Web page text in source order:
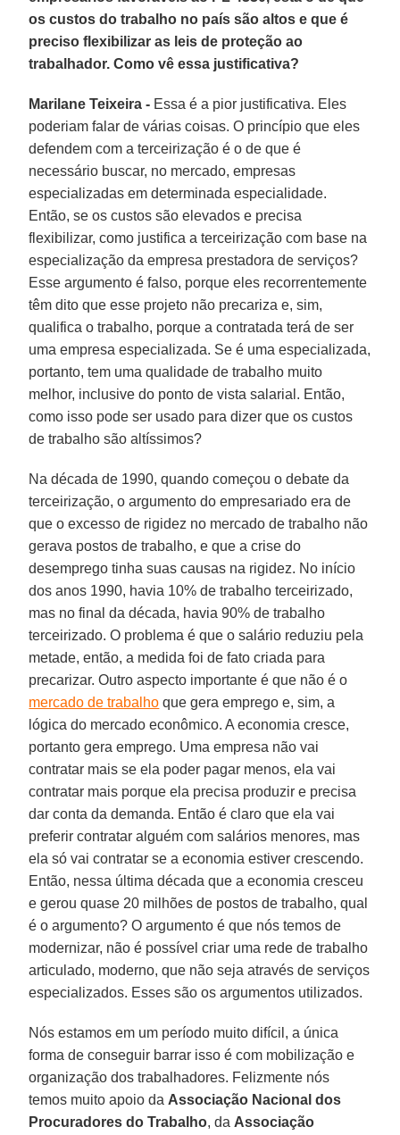
os custos do trabalho no país são altos e que é
preciso flexibilizar as leis de proteção ao
trabalhador. Como vê essa justificativa?
Marilane Teixeira - Essa é a pior justificativa. Eles
poderiam falar de várias coisas. O princípio que eles
defendem com a terceirização é o de que é
necessário buscar, no mercado, empresas
especializadas em determinada especialidade.
Então, se os custos são elevados e precisa
flexibilizar, como justifica a terceirização com base na
especialização da empresa prestadora de serviços?
Esse argumento é falso, porque eles recorrentemente
têm dito que esse projeto não precariza e, sim,
qualifica o trabalho, porque a contratada terá de ser
uma empresa especializada. Se é uma especializada,
portanto, tem uma qualidade de trabalho muito
melhor, inclusive do ponto de vista salarial. Então,
como isso pode ser usado para dizer que os custos
de trabalho são altíssimos?
Na década de 1990, quando começou o debate da
terceirização, o argumento do empresariado era de
que o excesso de rigidez no mercado de trabalho não
gerava postos de trabalho, e que a crise do
desemprego tinha suas causas na rigidez. No início
dos anos 1990, havia 10% de trabalho terceirizado,
mas no final da década, havia 90% de trabalho
terceirizado. O problema é que o salário reduziu pela
metade, então, a medida foi de fato criada para
precarizar. Outro aspecto importante é que não é o
mercado de trabalho que gera emprego e, sim, a
lógica do mercado econômico. A economia cresce,
portanto gera emprego. Uma empresa não vai
contratar mais se ela poder pagar menos, ela vai
contratar mais porque ela precisa produzir e precisa
dar conta da demanda. Então é claro que ela vai
preferir contratar alguém com salários menores, mas
ela só vai contratar se a economia estiver crescendo.
Então, nessa última década que a economia cresceu
e gerou quase 20 milhões de postos de trabalho, qual
é o argumento? O argumento é que nós temos de
modernizar, não é possível criar uma rede de trabalho
articulado, moderno, que não seja através de serviços
especializados. Esses são os argumentos utilizados.
Nós estamos em um período muito difícil, a única
forma de conseguir barrar isso é com mobilização e
organização dos trabalhadores. Felizmente nós
temos muito apoio da Associação Nacional dos
Procuradores do Trabalho, da Associação